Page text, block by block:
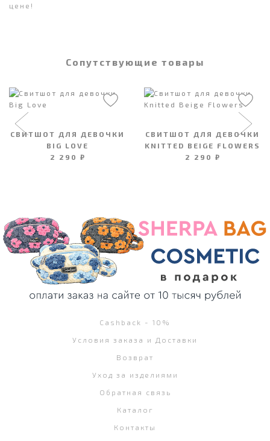
цене!
Сопутствующие товары
СВИТШОТ ДЛЯ ДЕВОЧКИ
BIG LOVE
2 290 ₽
СВИТШОТ ДЛЯ ДЕВОЧКИ
KNITTED BEIGE FLOWERS
2 290 ₽
Cashback - 10%
Условия заказа и Доставки
Возврат
Уход за изделиями
Обратная связь
Каталог
Контакты